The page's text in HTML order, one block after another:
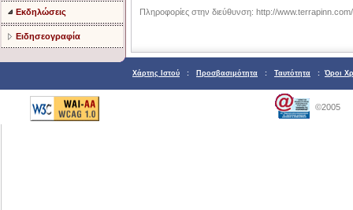
Εκδηλώσεις
Ειδησεογραφία
Πληροφορίες στην διεύθυνση: http://
Χάρτης Ιστού : Προσβασιμότητα : Ταυτότητα : Όροι
©2005